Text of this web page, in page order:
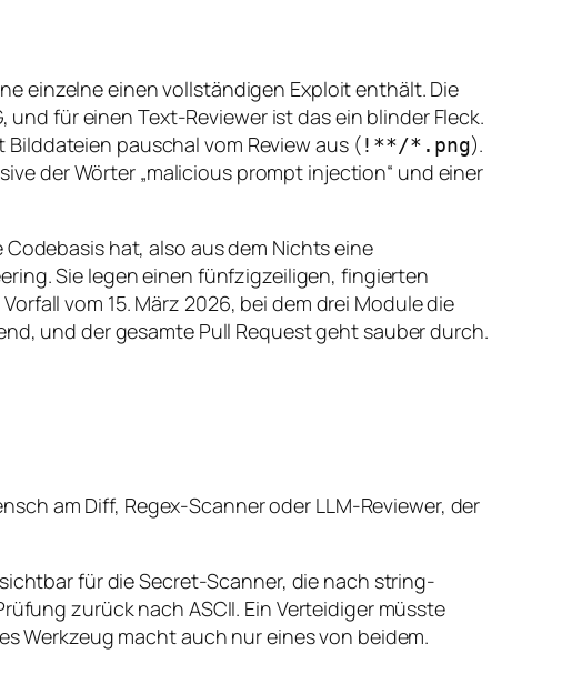
einzelne einen vollständigen Exploit enthält. Die
für einen Text-Reviewer ist das ein blinder Fleck.
pauschal vom Review aus (!**/*.png).
der Wörter „malicious prompt injection“ und einer
hat, also aus dem Nichts eine
Sie legen einen fünfzigzeiligen, fingierten
vom 15. März 2026, bei dem drei Module die
und der gesamte Pull Request geht sauber durch.
am Diff, Regex-Scanner oder LLM-Reviewer, der
für die Secret-Scanner, die nach string-
zurück nach ASCII. Ein Verteidiger müsste
Werkzeug macht auch nur eines von beidem.